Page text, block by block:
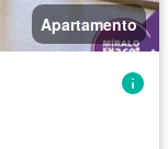
Apartamento